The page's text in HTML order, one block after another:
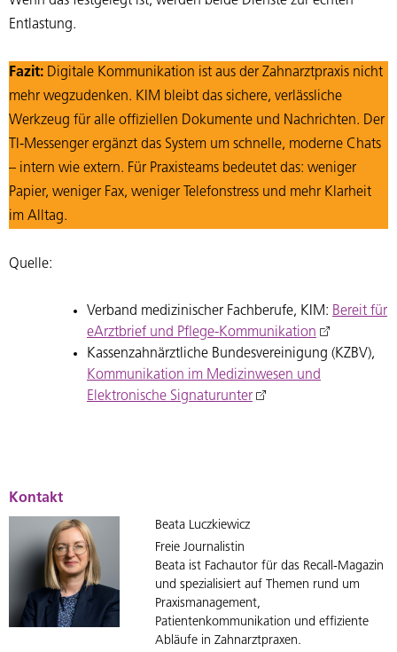
Entlastung.
Fazit: Digitale Kommunikation ist aus der Zahnarztpraxis nicht
mehr wegzudenken. KIM bleibt das sichere, verlässliche
Werkzeug für alle offiziellen Dokumente und Nachrichten. Der
TI-Messenger ergänzt das System um schnelle, moderne Chats
– intern wie extern. Für Praxisteams bedeutet das: weniger
Papier, weniger Fax, weniger Telefonstress und mehr Klarheit
im Alltag.
Quelle:
Verband medizinischer Fachberufe, KIM: Bereit für
eArztbrief und Pflege-Kommunikation
Kassenzahnärztliche Bundesvereinigung (KZBV),
Kommunikation im Medizinwesen und
Elektronische Signaturunter
Kontakt
Beata Luczkiewicz
Freie Journalistin
Beata ist Fachautor für das Recall-Magazin
und spezialisiert auf Themen rund um
Praxismanagement,
Patientenkommunikation und effiziente
Abläufe in Zahnarztpraxen.